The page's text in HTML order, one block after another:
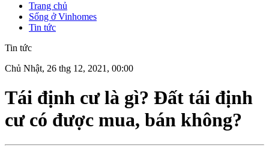
Trang chủ
Sống ở Vinhomes
Tin tức
Tin tức
Chủ Nhật, 26 thg 12, 2021, 00:00
Tái định cư là gì? Đất tái định
cư có được mua, bán không?